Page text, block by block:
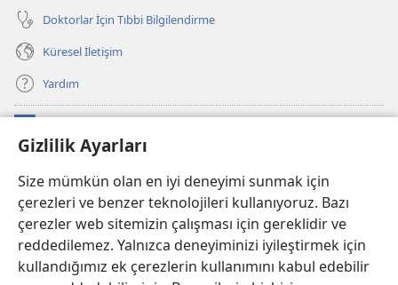
Gizlilik Ayarları
Size mümkün olan en iyi deneyimi sunmak için
çerezleri ve benzer teknolojileri kullanıyoruz. Bazı
çerezler web sitemizin çalışması için gereklidir ve
reddedilemez. Yalnızca deneyiminizi iyileştirmek için
kullandığımız ek çerezlerin kullanımını kabul edebilir
Doktorlar İçin Tıbbi Bilgilendirme
Küresel İletişim
Yardım
(yeni
pencere
Watchtower ONLINE KÜTÜPHANE
(yeni
pencere
açar)
JW Hub
(yeni
pencere
açar)
®